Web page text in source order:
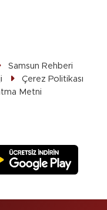
Samsun Rehberi
Çerez Politikası
Metni